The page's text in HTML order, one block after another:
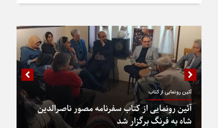
آئین رونمایی از کتاب:
آئین رونمایی از کتاب سفرنامه مصور ناصرالدین
شاه به فرنگ برگزار شد